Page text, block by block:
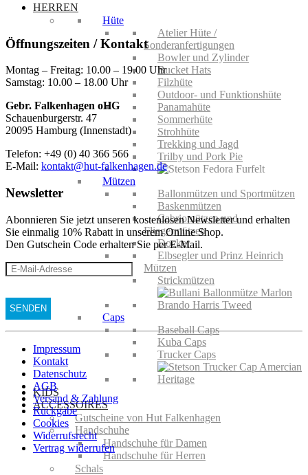
HERREN
Hüte
Atelier Hüte /
Sonderanfertigungen
Bowler und Zylinder
Bucket Hats
Filzhüte
Outdoor- und Funktionshüte
Panamahüte
Sommerhüte
Strohhüte
Trekking und Jagd
Trilby und Pork Pie
Mützen
Ballonmützen und Sportmützen
Baskenmützen
Cabriomützen und
Fliegermützen
Docker
Elbsegler und Prinz Heinrich
Mützen
Strickmützen
Caps
Baseball Caps
Kuba Caps
Trucker Caps
KIDS
ACCESSOIRES
Gutscheine von Hut Falkenhagen
Handschuhe
Handschuhe für Damen
Handschuhe für Herren
Schals
Öffnungszeiten / Kontakt
Montag – Freitag: 10.00 – 19.00 Uhr
Samstag: 10.00 – 18.00 Uhr
Gebr. Falkenhagen oHG
Schauenburgerstr. 47
20095 Hamburg (Innenstadt)
Telefon: +49 (0) 40 366 566
E-Mail: kontakt@hut-falkenhagen.de
Newsletter
Abonnieren Sie jetzt unseren kostenlosen Newsletter und erhalten
Sie einmalig 10% Rabatt in unserem Online Shop.
Den Gutschein Code erhalten Sie per E-Mail.
Impressum
Kontakt
Datenschutz
AGB
Versand & Zahlung
Rückgabe
Cookies
Widerrufsrecht
Vertrag widerrufen